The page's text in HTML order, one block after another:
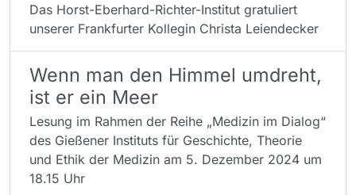
Das Horst-Eberhard-Richter-Institut gratuliert
unserer Frankfurter Kollegin Christa Leiendecker
Wenn man den Himmel umdreht,
ist er ein Meer
Lesung im Rahmen der Reihe „Medizin im Dialog“
des Gießener Instituts für Geschichte, Theorie
und Ethik der Medizin am 5. Dezember 2024 um
18.15 Uhr